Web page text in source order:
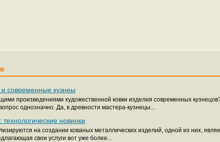
современные кузнеы
произведениями художественной ковки изделия современных
однозначно. Да, в древности мастера-кузнецы...
новинки
на создании кованых металлических изделий, одной из них,
свои услуги вот уже более...